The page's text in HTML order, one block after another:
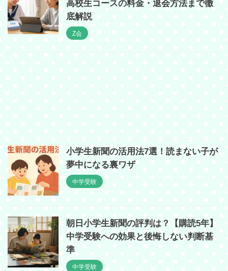
高校生コースの料金・退会方法まで徹
底解説
Z会
小学生新聞の活用法7選！読まない子が
夢中になる裏ワザ
中学受験
朝日小学生新聞の評判は？【購読5年】
中学受験への効果と後悔しない判断基
準
中学受験